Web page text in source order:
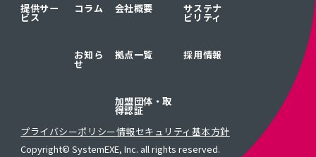
提供サー
ビス
コラム
お知ら
せ
会社概要
拠点一覧
加盟団体・取
得認証
サステナ
ビリティ
採用情報
プライバシーポリシー情報セキュリティ基本方針
Copyright© SystemEXE, Inc. all rights reserved.